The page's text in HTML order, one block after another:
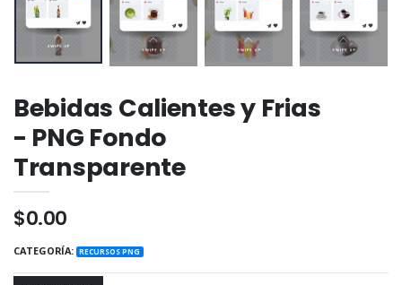
Bebidas Calientes y Frias
- PNG Fondo
Transparente
$0.00
CATEGORÍA: RECURSOS PNG